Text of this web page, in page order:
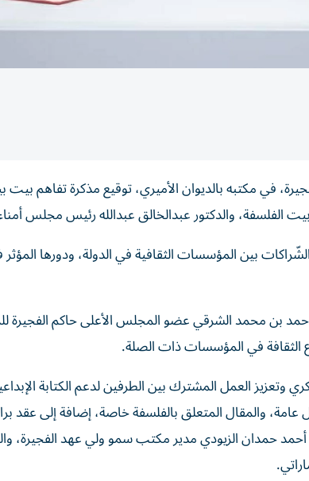
في مكتبه بالديوان الأميري، توقيع مذكرة تفاهم بيت
الفلسفة، والدكتور عبدالخالق عبدالله رئيس مجلس أمناء
بين المؤسسات الثقافية في الدولة، ودورها
بن محمد الشرقي عضو المجلس الأعلى حاكم الفجيرة
الثقافة في المؤسسات ذات الصلة.
وتعزيز العمل المشترك بين الطرفين لدعم الكتابة
والمقال المتعلق بالفلسفة خاصة، إضافة إلى عقد
أحمد حمدان الزيودي مدير مكتب سمو ولي عهد الفجيرة،